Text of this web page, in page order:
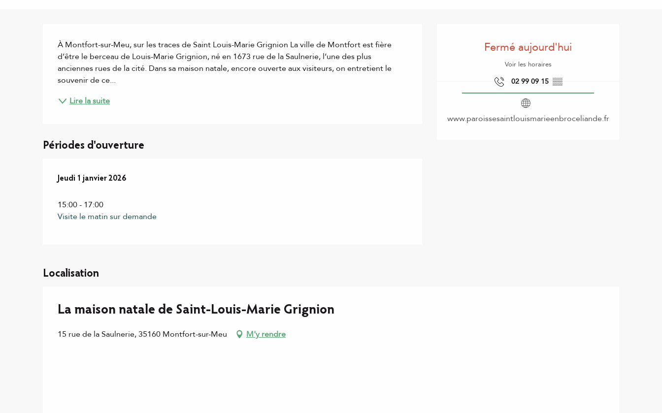
Fermé aujourd'hui
Voir les horaires
02 99 09 15 ▒▒
www.paroissesaintlouismarieenbroceliande.fr
À Montfort-sur-Meu, sur les traces de Saint Louis-Marie Grignion La ville de Montfort est fière
d’être le berceau de Louis-Marie Grignion, né en 1673 rue de la Saulnerie, l’une des plus
anciennes rues de la cité. Dans sa maison natale, encore ouverte aux visiteurs, on entretient le
souvenir de ce...
Lire la suite
Périodes d'ouverture
Jeudi 1 janvier 2026
Jeudi 1 janvier 2026
15:00 - 17:00
Visite le matin sur demande
Localisation
La maison natale de Saint-Louis-Marie Grignion
15 rue de la Saulnerie, 35160 Montfort-sur-Meu M'y rendre